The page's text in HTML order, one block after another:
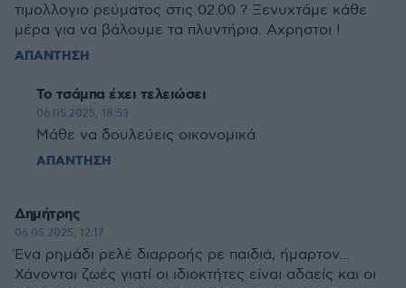
τιμολλογιο ρεύματος στις 02.00 ? Ξενυχτάμε κάθε
μέρα για να βάλουμε τα πλυντήρια. Αχρηστοι !
ΑΠΑΝΤΗΣΗ
Το τσάμπα έχει τελειώσει
06.05.2025, 18:53
Μάθε να δουλεύεις οικονομικά
ΑΠΑΝΤΗΣΗ
Δημήτρης
06.05.2025, 12:17
Ένα ρημάδι ρελέ διαρροής ρε παιδιά, ήμαρτον...
Χάνονται ζωές γιατί οι ιδιοκτήτες είναι αδαείς και οι